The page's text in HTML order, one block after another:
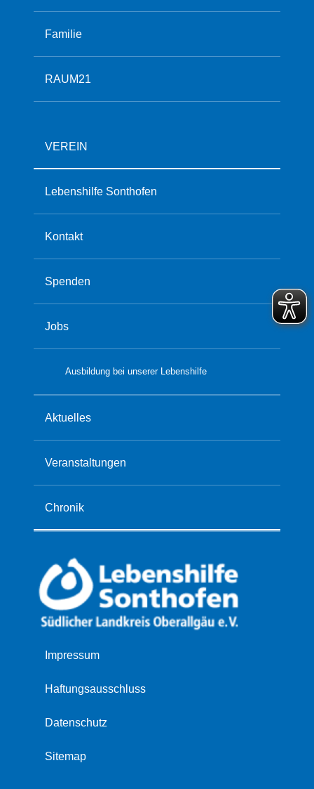
Familie
RAUM21
VEREIN
Lebenshilfe Sonthofen
Kontakt
Spenden
Jobs
Ausbildung bei unserer Lebenshilfe
Aktuelles
Veranstaltungen
Chronik
überspringen
Impressum
Haftungsausschluss
Datenschutz
Sitemap